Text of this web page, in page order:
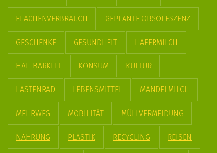
FLÄCHENVERBRAUCH GEPLANTE OBSOLESZENZ
GESCHENKE GESUNDHEIT HAFERMILCH
HALTBARKEIT KONSUM KULTUR
LASTENRAD LEBENSMITTEL MANDELMILCH
MEHRWEG MOBILITÄT MÜLLVERMEIDUNG
NAHRUNG PLASTIK RECYCLING REISEN